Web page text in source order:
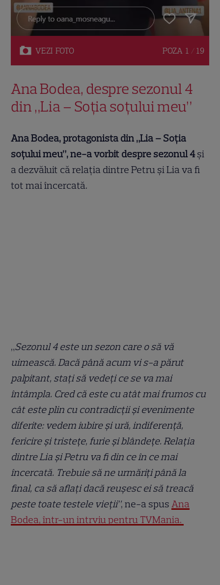
VEZI FOTO POZA 1 / 19
Ana Bodea, despre sezonul 4
din „Lia – Soţia soţului meu”
Ana Bodea, protagonista din „Lia – Soţia
soţului meu”, ne-a vorbit despre sezonul 4și
a dezvăluit că relația dintre Petru și Lia va fi
tot mai încercată.
„Sezonul 4 este un sezon care o să vă
uimească. Dacă până acum vi s-a părut
palpitant, staţi să vedeți ce se va mai
întâmpla. Cred că este cu atât mai frumos cu
cât este plin cu contradicții și evenimente
diferite: vedem iubire și ură, indiferență,
fericire și tristețe, furie și blândețe. Relația
dintre Lia și Petru va fi din ce în ce mai
încercată. Trebuie să ne urmăriți până la
final, ca să aflați dacă reușesc ei să treacă
peste toate testele vieții”, ne-a spusAna
Bodea, într-un intrviu pentru TVMania.